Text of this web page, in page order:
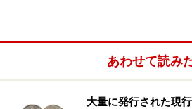
あわせて読み
大量に発行された現